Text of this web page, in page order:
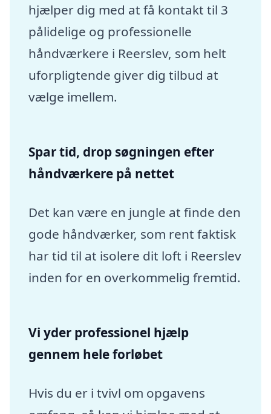
hjælper dig med at få kontakt til 3
pålidelige og professionelle
håndværkere i Reerslev, som helt
uforpligtende giver dig tilbud at
vælge imellem.
Spar tid, drop søgningen efter
håndværkere på nettet
Det kan være en jungle at finde den
gode håndværker, som rent faktisk
har tid til at isolere dit loft i Reerslev
inden for en overkommelig fremtid.
Vi yder professionel hjælp
gennem hele forløbet
Hvis du er i tvivl om opgavens